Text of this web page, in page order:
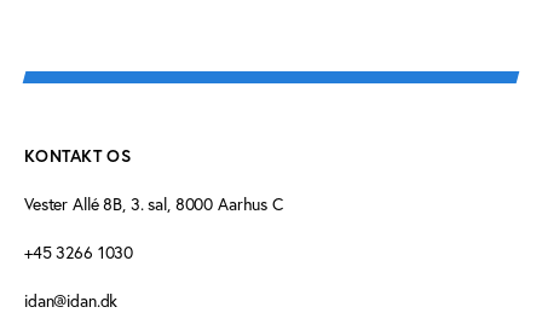
KONTAKT OS
Vester Allé 8B, 3. sal, 8000 Aarhus C
+45 3266 1030
idan@idan.dk